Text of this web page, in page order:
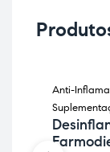
Anti-